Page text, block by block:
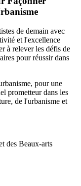
de demain avec
et l'excellence
à relever les défis de
pour réussir dans
pour une
prometteur dans les
de l'urbanisme et
des Beaux-arts